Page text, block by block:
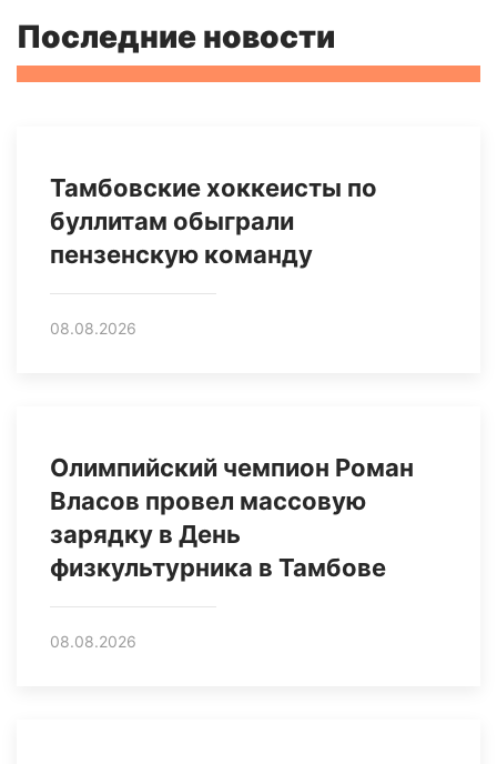
Последние новости
Тамбовские хоккеисты по
буллитам обыграли
пензенскую команду
08.08.2026
Олимпийский чемпион Роман
Власов провел массовую
зарядку в День
физкультурника в Тамбове
08.08.2026